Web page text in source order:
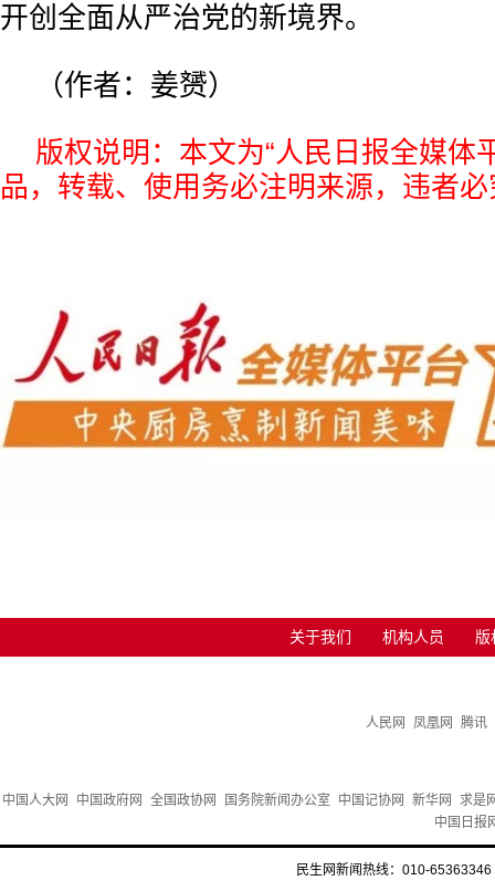
开创全面从严治党的新境界。
（作者：姜赟）
版权说明：本文为“人民日报全媒体
品，转载、使用务必注明来源，违者
关于我们 机构人员 版
人民网 凤凰网 腾讯
中国人大网 中国政府网 全国政协网 国务院新闻办公室 中国记协网 新华网
求是
中国日报
民生网新闻热线：010-